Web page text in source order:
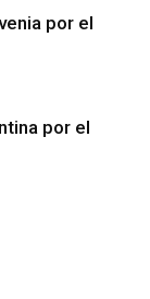
por el
por el